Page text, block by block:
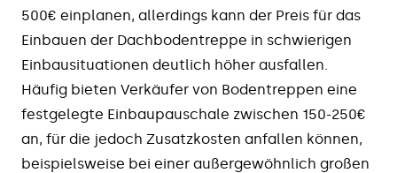
500€ einplanen, allerdings kann der Preis für das
Einbauen der Dachbodentreppe in schwierigen
Einbausituationen deutlich höher ausfallen.
Häufig bieten Verkäufer von Bodentreppen eine
festgelegte Einbaupauschale zwischen 150-250€
an, für die jedoch Zusatzkosten anfallen können,
beispielsweise bei einer außergewöhnlich großen